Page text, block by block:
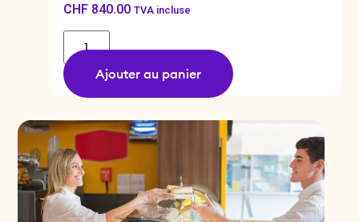
CHF840.00 TVA incluse
Ajouter au panier